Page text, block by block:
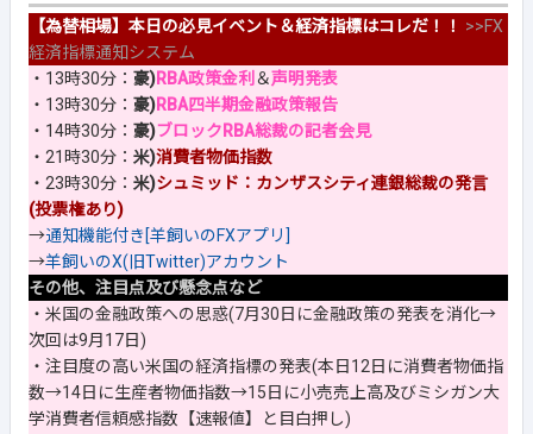
【為替相場】本日の必見イベント＆経済指標はコレだ！！ >>FX
経済指標通知システム
・13時30分： 豪)RBA政策金利 ＆声明発表
・13時30分： 豪)RBA四半期金融政策報告
・14時30分： 豪)ブロックRBA総裁の記者会見
・21時30分： 米)消費者物価指数
・23時30分： 米)シュミッド：カンザスシティ連銀総裁の発言
(投票権あり)
→通知機能付き[羊飼いのFXアプリ]
→羊飼いのX(旧Twitter)アカウント
その他、注目点及び懸念点など
・米国の金融政策への思惑(7月30日に金融政策の発表を消化→
次回は9月17日)
・注目度の高い米国の経済指標の発表(本日12日に消費者物価指
数→14日に生産者物価指数→15日に小売売上高及びミシガン大
学消費者信頼感指数【速報値】と目白押し)